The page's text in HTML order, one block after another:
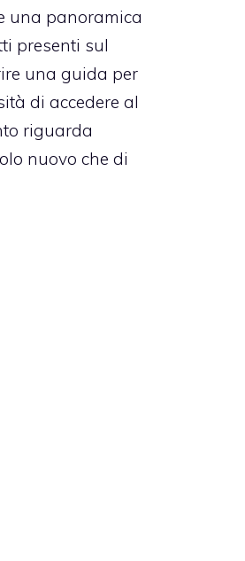
una panoramica
presenti sul
una guida per
di accedere al
riguarda
nuovo che di